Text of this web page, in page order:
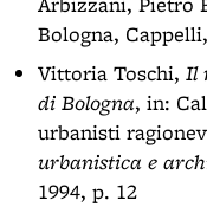
Bologna,
Vittoria Toschi, Il
di Bologna, in:
urbanisti
urbanistica e
1994, p. 12